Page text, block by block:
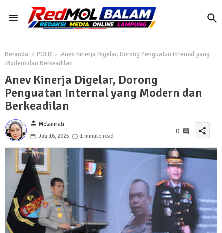
Beranda POLRI
Anev Kinerja Digelar, Dorong Penguatan Internal yang
Modern dan Berkeadilan
Anev Kinerja Digelar, Dorong
Penguatan Internal yang Modern dan
Berkeadilan
person Melanniati
Juli 16, 2025
1 minute read
0 share